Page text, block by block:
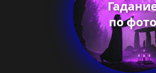
по фото